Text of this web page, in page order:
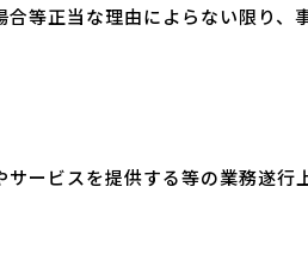
等正当な理由によらない限り、
サービスを提供する等の業務遂